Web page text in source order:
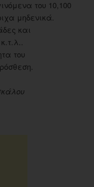
του 10,100
μηδενικά.
και
του